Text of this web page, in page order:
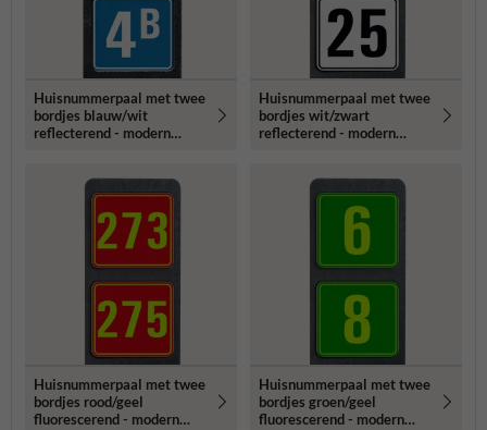
Huisnummerpaal met twee
bordjes blauw/wit
reflecterend - modern
Huisnummerpaal met twee
bordjes wit/zwart
reflecterend - modern
Huisnummerpaal met twee
bordjes rood/geel
fluorescerend - modern
Huisnummerpaal met twee
bordjes groen/geel
fluorescerend - modern